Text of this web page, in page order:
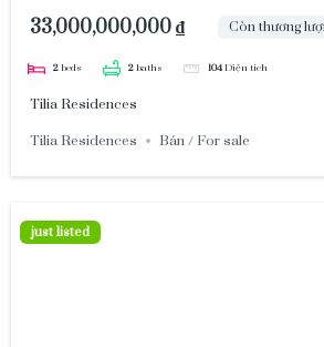
nội thất view sông 33 tỷ
33,000,000,000 ₫ Còn thương
2 beds 2baths 104 Diện tích
Tilia Residences
Tilia Residences Bán / For sale
just listed